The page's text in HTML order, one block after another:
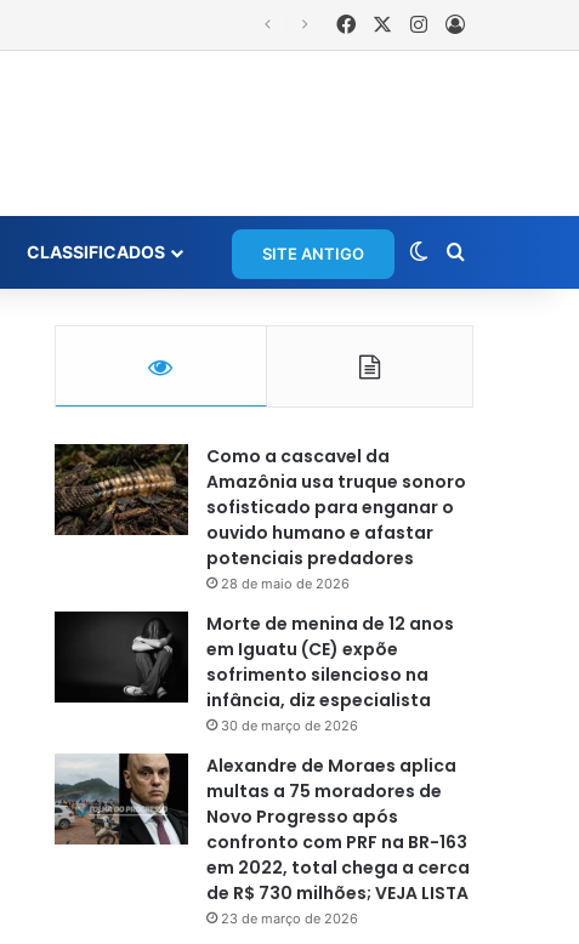
FacebookInstagram
CLASSIFICADOS SITE ANTIGO Switch skin
Como a cascavel da
Amazônia usa truque sonoro
sofisticado para enganar o
ouvido humano e afastar
potenciais predadores
28 de maio de 2026
Morte de menina de 12 anos
em Iguatu (CE) expõe
sofrimento silencioso na
infância, diz especialista
30 de março de 2026
Alexandre de Moraes aplica
multas a 75 moradores de
Novo Progresso após
confronto com PRF na BR-163
em 2022, total chega a cerca
de R$ 730 milhões; VEJA LISTA
23 de março de 2026